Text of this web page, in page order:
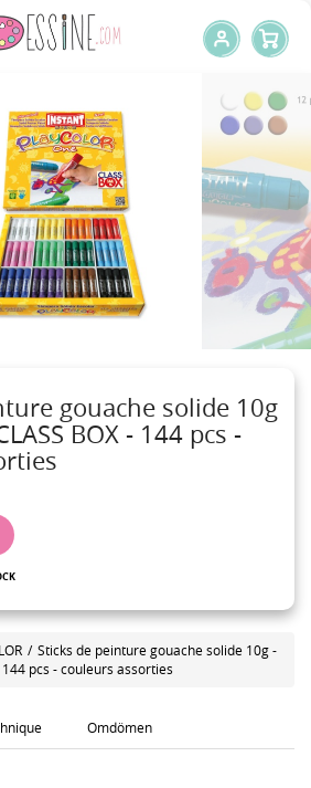
gouache solide 10g
BOX - 144 pcs -
/ Sticks de peinture gouache solide 10g -
144 pcs - couleurs assorties
Omdömen